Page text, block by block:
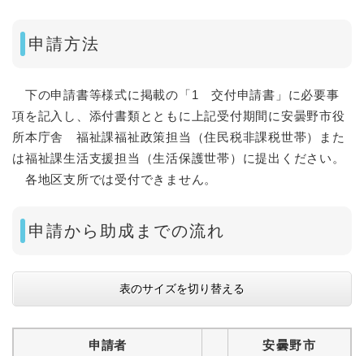
申請方法
下の申請書等様式に掲載の「1 交付申請書」に必要事
項を記入し、添付書類とともに上記受付期間に安曇野市役
所本庁舎 福祉課福祉政策担当（住民税非課税世帯）また
は福祉課生活支援担当（生活保護世帯）に提出ください。
各地区支所では受付できません。
申請から助成までの流れ
表のサイズを切り替える
申請者 安曇野市